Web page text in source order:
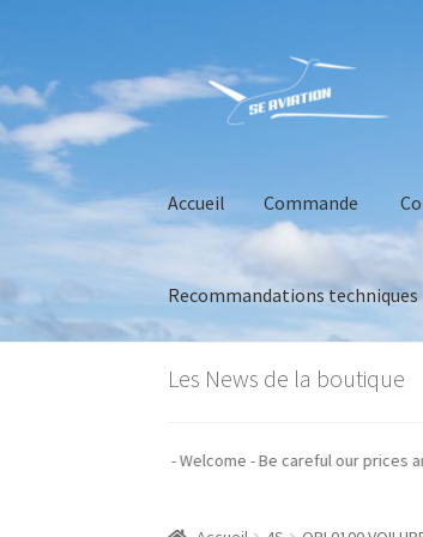
Aller
à
Aller
au
contenu
Accueil Commande
Recommandations techniques
AccueilCommandeConditions
Les News de la boutique
nos prix sont indiqués hors taxes - Welcome - Be careful